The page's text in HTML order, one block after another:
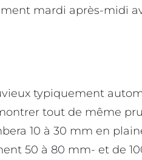
mardi après-midi
typiquement
tout de même
10 à 30 mm en
50 à 80 mm- et de